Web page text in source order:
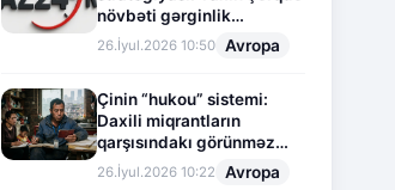
növbəti gərginlik
mərhələsi
26.İyul.2026 10:50 Avropa
Çinin “hukou” sistemi:
Daxili miqrantların
qarşısındakı görünməz
sədd
26.İyul.2026 10:22 Avropa